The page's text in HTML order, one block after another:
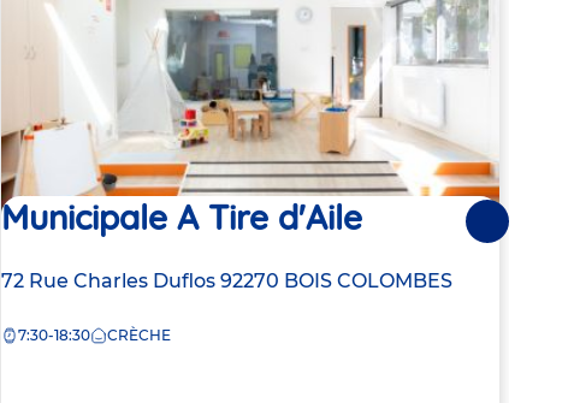
Municipale A Tire d'Aile
Adresse
la
72 Rue Charles Duflos 92270 BOIS COLOMBES
7:30-18:30 CRÈCHE
Suivantes